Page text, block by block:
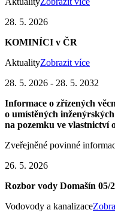
28. 5. 2026
KOMINÍCI v ČR
AktualityZobrazit více
28. 5. 2026 - 28. 5. 2032
Informace o zřízených
o umístěných
na pozemku ve vlastnictví
Zveřejněné povinné
26. 5. 2026
Rozbor vody Domašín 05/
Vodovody a kanalizace